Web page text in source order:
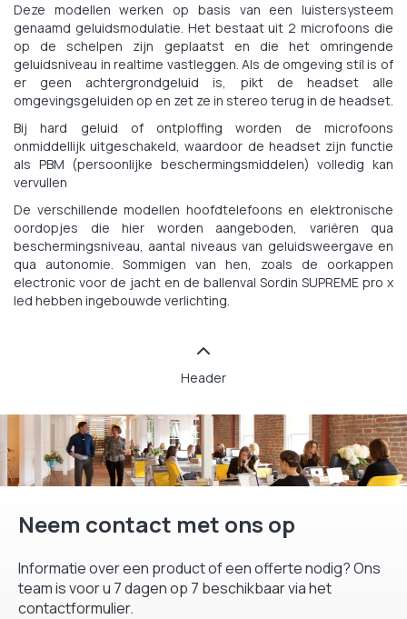
Deze modellen werken op basis van een luistersysteem
genaamd geluidsmodulatie. Het bestaat uit 2 microfoons die
op de schelpen zijn geplaatst en die het omringende
geluidsniveau in realtime vastleggen. Als de omgeving stil is of
er geen achtergrondgeluid is, pikt de headset alle
omgevingsgeluiden op en zet ze in stereo terug in de headset.
Bij hard geluid of ontploffing worden de microfoons
onmiddellijk uitgeschakeld, waardoor de headset zijn functie
als PBM (persoonlijke beschermingsmiddelen) volledig kan
vervullen
De verschillende modellen hoofdtelefoons en elektronische
oordopjes die hier worden aangeboden, variëren qua
beschermingsniveau, aantal niveaus van geluidsweergave en
qua autonomie. Sommigen van hen, zoals de oorkappen
electronic voor de jacht en de ballenval Sordin SUPREME pro x
led hebben ingebouwde verlichting.
Header
Neem contact met ons op
Informatie over een product of een offerte nodig? Ons
team is voor u 7 dagen op 7 beschikbaar via het
contactformulier.